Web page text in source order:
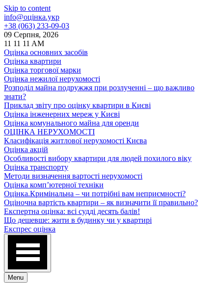
Skip to content
info@оцінка.укр
+38 (063) 233-09-03
09 Серпня, 2026
11 11 11 AM
Оцінка основних засобів
Оцінка квартири
Оцінка торгової марки
Оцінка нежилої нерухомості
Розподіл майна подружжя при розлученні – що важливо
знати?
Приклад звіту про оцінку квартири в Києві
Оцінка інженерних мереж у Києві
Оцінка комунального майна для оренди
ОЦІНКА НЕРУХОМОСТІ
Класифікація житлової нерухомості Києва
Оцінка акцій
Особливості вибору квартири для людей похилого віку
Оцінка транспорту
Методи визначення вартості нерухомості
Оцінка комп’ютерної техніки
Оцінка.Кримінальна – чи потрібні вам неприємності?
Оціночна вартість квартири – як визначити її правильно?
Експертна оцінка: всі судді десять балів!
Що дешевше: жити в будинку чи у квартирі
Експрес оцінка
Menu